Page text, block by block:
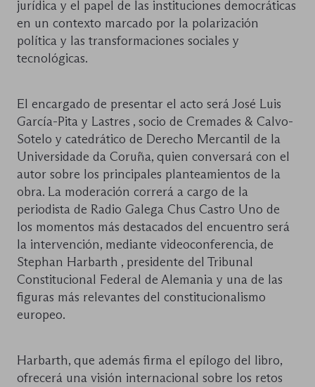
jurídica y el papel de las instituciones democráticas
en un contexto marcado por la polarización
política y las transformaciones sociales y
tecnológicas.
El encargado de presentar el acto será José Luis
García-Pita y Lastres , socio de Cremades & Calvo-
Sotelo y catedrático de Derecho Mercantil de la
Universidade da Coruña, quien conversará con el
autor sobre los principales planteamientos de la
obra. La moderación correrá a cargo de la
periodista de Radio Galega Chus Castro Uno de
los momentos más destacados del encuentro será
la intervención, mediante videoconferencia, de
Stephan Harbarth , presidente del Tribunal
Constitucional Federal de Alemania y una de las
figuras más relevantes del constitucionalismo
europeo.
Harbarth, que además firma el epílogo del libro,
ofrecerá una visión internacional sobre los retos